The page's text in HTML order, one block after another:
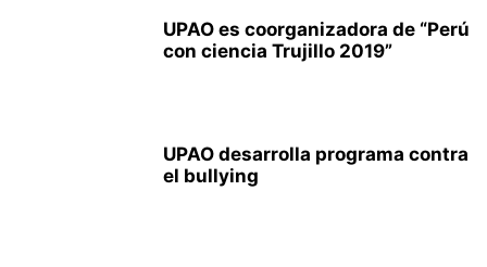
UPAO es coorganizadora de “Perú
con ciencia Trujillo 2019”
UPAO desarrolla programa contra
el bullying